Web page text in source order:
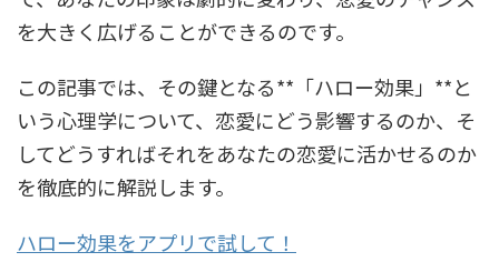
を大きく広げることができるのです。
この記事では、その鍵となる**「ハロー効果」**と
いう心理学について、恋愛にどう影響するのか、そ
してどうすればそれをあなたの恋愛に活かせるのか
を徹底的に解説します。
ハロー効果をアプリで試して！